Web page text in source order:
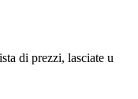
di prezzi, lasciate u